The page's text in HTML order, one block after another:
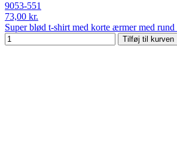
9053-551
73,00 kr.
Super blød t-shirt med korte ærmer med rund
Tilføj til kurven